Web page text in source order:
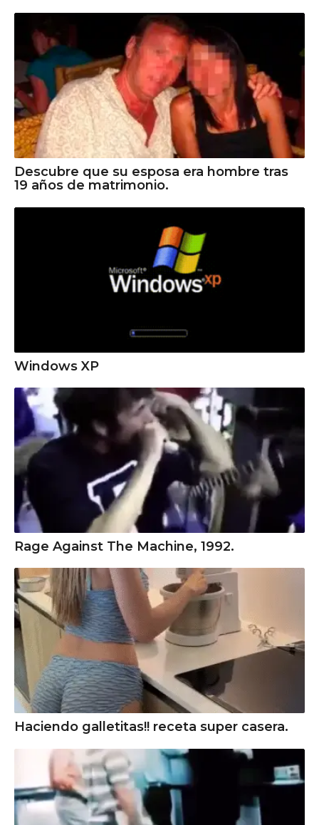
Descubre que su esposa era hombre tras
19 años de matrimonio.
Windows XP
Rage Against The Machine, 1992.
Haciendo galletitas!! receta super casera.